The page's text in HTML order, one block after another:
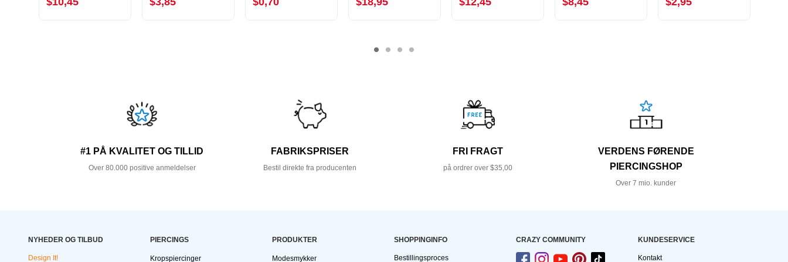
#1 PÅ KVALITET OG TILLID
Over 80.000 positive anmeldelser
FABRIKSPRISER
Bestil direkte fra producenten
FRI FRAGT
på ordrer over $35,00
VERDENS FØRENDE
PIERCINGSHOP
Over 7 mio. kunder
NYHEDER OG TILBUD
Design It!
PIERCINGS
Kropspiercinger
PRODUKTER
Modesmykker
SHOPPINGINFO
Bestillingsproces
CRAZY COMMUNITY KUNDESERVICE
Kontakt